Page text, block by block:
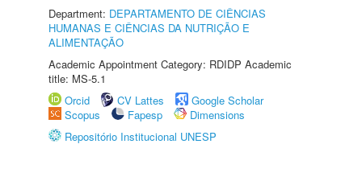
Department: DEPARTAMENTO DE CIÊNCIAS
HUMANAS E CIÊNCIAS DA NUTRIÇÃO E
ALIMENTAÇÃO
Academic Appointment Category: RDIDP Academic
title: MS-5.1
Orcid
CV Lattes
Google Scholar
Scopus
Fapesp
Dimensions
Repositório Institucional UNESP